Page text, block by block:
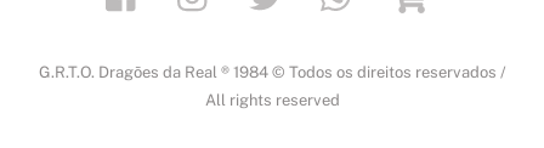
G.R.T.O. Dragões da Real ® 1984 © Todos os direitos reservados /
All rights reserved